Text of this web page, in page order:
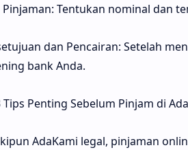
Pinjaman: Tentukan nominal dan
dan Pencairan: Setelah
bank Anda.
Tips Penting Sebelum Pinjam di
AdaKami legal, pinjaman